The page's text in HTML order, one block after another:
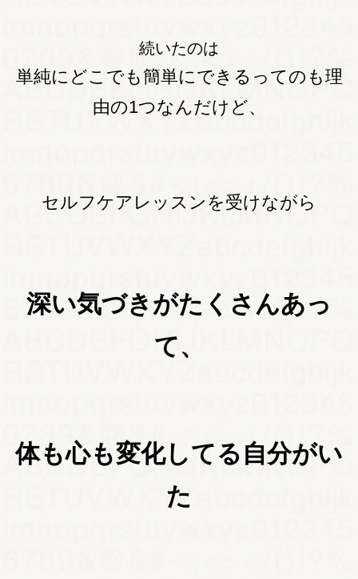
続いたのは
単純にどこでも簡単にできるってのも理
由の1つなんだけど、
セルフケアレッスンを受けながら
深い気づきがたくさんあっ
て、
体も心も変化してる自分がい
た